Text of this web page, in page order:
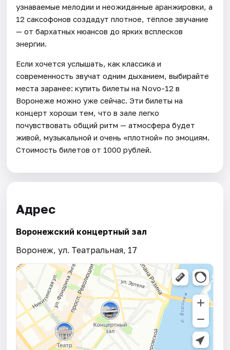
узнаваемые мелодии и неожиданные аранжировки, а
12 саксофонов создадут плотное, тёплое звучание
— от бархатных нюансов до ярких всплесков
энергии.
Если хочется услышать, как классика и
современность звучат одним дыханием, выбирайте
места заранее: купить билеты на Novo-12 в
Воронеже можно уже сейчас. Эти билеты на
концерт хороши тем, что в зале легко
почувствовать общий ритм — атмосфера будет
живой, музыкальной и очень «плотной» по эмоциям.
Стоимость билетов от 1000 рублей.
Адрес
Воронежский концертный зал
Воронеж, ул. Театральная, 17